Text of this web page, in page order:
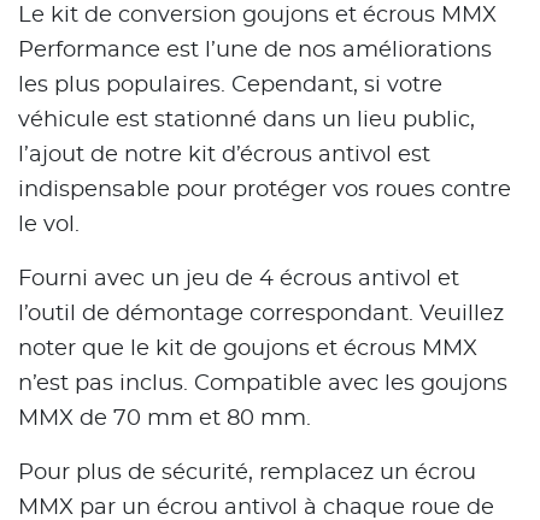
Le kit de conversion goujons et écrous MMX
Performance est l’une de nos améliorations
les plus populaires. Cependant, si votre
véhicule est stationné dans un lieu public,
l’ajout de notre kit d’écrous antivol est
indispensable pour protéger vos roues contre
le vol.
Fourni avec un jeu de 4 écrous antivol et
l’outil de démontage correspondant. Veuillez
noter que le kit de goujons et écrous MMX
n’est pas inclus. Compatible avec les goujons
MMX de 70 mm et 80 mm.
Pour plus de sécurité, remplacez un écrou
MMX par un écrou antivol à chaque roue de